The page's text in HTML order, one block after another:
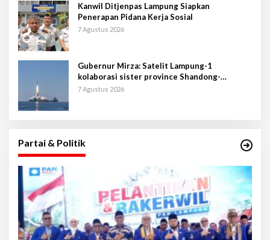
Kanwil Ditjenpas Lampung Siapkan
Penerapan Pidana Kerja Sosial
7 Agustus 2026
Gubernur Mirza: Satelit Lampung-1
kolaborasi sister province Shandong-
Lampung
7 Agustus 2026
Partai & Politik